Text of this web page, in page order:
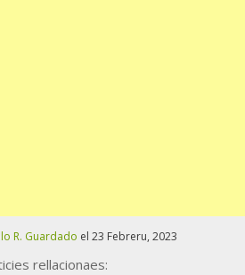
R. Guardado el 23 Febreru, 2023
rellacionaes: